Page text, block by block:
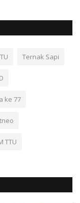
Ternak Sapi
ke 77
TTU